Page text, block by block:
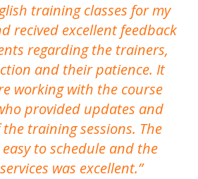
training classes for my
recived excellent feedback
regarding the trainers,
and their patience. It
working with the course
provided updates and
training sessions. The
easy to schedule and the
was excellent.